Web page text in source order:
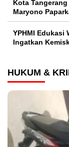
Kota Tangerang
Maryono
YPHMI Edukasi
Ingatkan
HUKUM &